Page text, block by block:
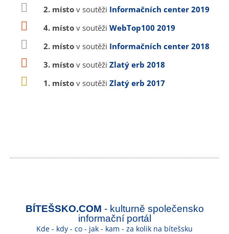
2. místo v soutěži Informačních center 2019
4. místo v soutěži WebTop100 2019
2. místo v soutěži Informačních center 2018
3. místo v soutěži Zlatý erb 2018
1. místo v soutěži Zlatý erb 2017
BÍTEŠSKO.COM - kulturně společensko
informační portál
Kde - kdy - co - jak - kam - za kolik na bítešsku